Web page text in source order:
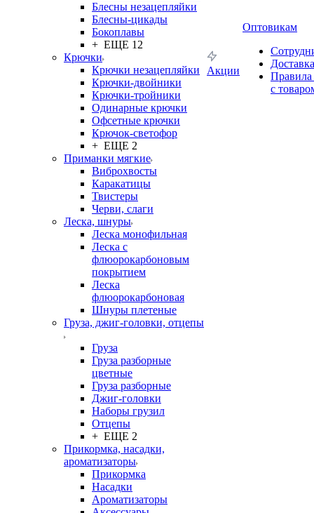
Блесны незацепляйки
Блесны-цикады
Бокоплавы
+ ЕЩЕ 12
Крючки
Крючки незацепляйки
Крючки-двойники
Крючки-тройники
Одинарные крючки
Офсетные крючки
Крючок-светофор
+ ЕЩЕ 2
Приманки мягкие
Виброхвосты
Каракатицы
Твистеры
Черви, слаги
Леска, шнуры
Леска монофильная
Леска с
флюорокарбоновым
покрытием
Леска
флюорокарбоновая
Шнуры плетеные
Груза, джиг-головки, отцепы
Груза
Груза разборные
цветные
Груза разборные
Джиг-головки
Наборы грузил
Отцепы
+ ЕЩЕ 2
Прикормка, насадки,
ароматизаторы
Прикормка
Насадки
Ароматизаторы
Акции
Оптовикам
Доставка
Правила
с